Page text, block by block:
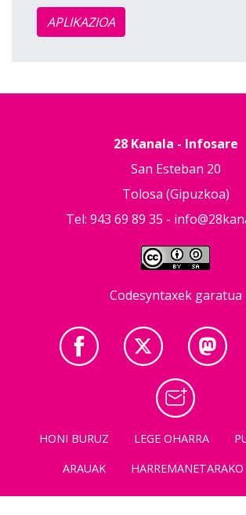
APLIKAZIOA
28 Kanala - Infosare
San Esteban 20
Tolosa (Gipuzkoa)
Tel: 943 69 89 35 -
Codesyntaxek garatua
HONI BURUZ LEGE OHARRA
ARAUAK
HARREMANETARAKO